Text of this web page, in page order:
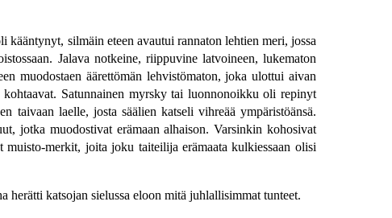
silmäin eteen avautui rannaton lehtien meri, jossa
Jalava notkeine, riippuvine latvoineen, lukematon
muodostaen äärettömän lehvistömaton, joka ulottui aivan
Satunnainen myrsky tai luonnonoikku oli repinyt
taivaan laelle, josta säälien katseli vihreää ympäristöänsä.
jotka muodostivat erämaan alhaison. Varsinkin kohosivat
merkit, joita joku taiteilija erämaata kulkiessaan olisi
herätti katsojan sielussa eloon mitä juhlallisimmat tunteet.